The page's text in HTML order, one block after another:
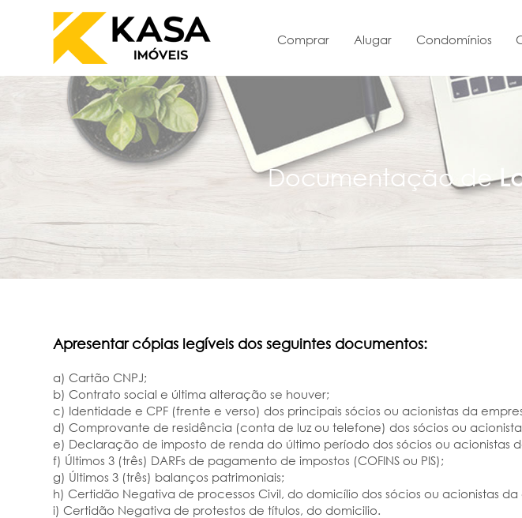
Comprar Alugar Condomínios
Documentação de
Apresentar cópias legíveis dos seguintes documentos:
a) Cartão CNPJ;
b) Contrato social e última alteração se houver;
c) Identidade e CPF (frente e verso) dos principais sócios ou acionistas da
d) Comprovante de residência (conta de luz ou telefone) dos sócios ou
e) Declaração de imposto de renda do último período dos sócios ou acionistas
f) Últimos 3 (três) DARFs de pagamento de impostos (COFINS ou PIS);
g) Últimos 3 (três) balanços patrimoniais;
h) Certidão Negativa de processos Civil, do domicílio dos sócios ou acionistas da
i) Certidão Negativa de protestos de títulos, do domicilio.